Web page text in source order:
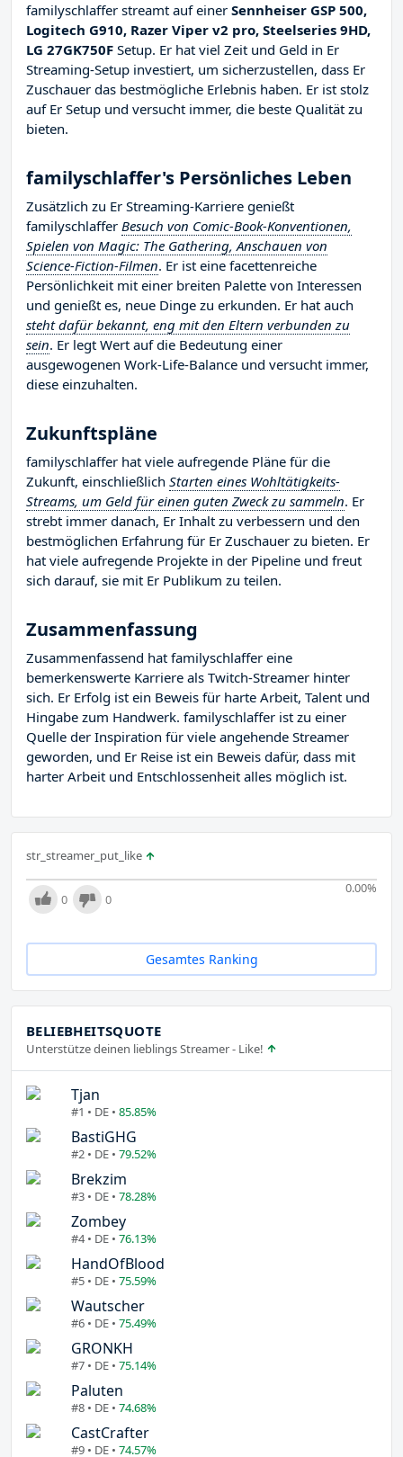
familyschlaffer streamt auf einer Sennheiser GSP 500,
Logitech G910, Razer Viper v2 pro, Steelseries 9HD,
LG 27GK750F Setup. Er hat viel Zeit und Geld in Er
Streaming-Setup investiert, um sicherzustellen, dass Er
Zuschauer das bestmögliche Erlebnis haben. Er ist stolz
auf Er Setup und versucht immer, die beste Qualität zu
bieten.
familyschlaffer's Persönliches Leben
Zusätzlich zu Er Streaming-Karriere genießt
familyschlaffer Besuch von Comic-Book-Konventionen,
Spielen von Magic: The Gathering, Anschauen von
Science-Fiction-Filmen. Er ist eine facettenreiche
Persönlichkeit mit einer breiten Palette von Interessen
und genießt es, neue Dinge zu erkunden. Er hat auch
steht dafür bekannt, eng mit den Eltern verbunden zu
sein. Er legt Wert auf die Bedeutung einer
ausgewogenen Work-Life-Balance und versucht immer,
diese einzuhalten.
Zukunftspläne
familyschlaffer hat viele aufregende Pläne für die
Zukunft, einschließlich Starten eines Wohltätigkeits-
Streams, um Geld für einen guten Zweck zu sammeln. Er
strebt immer danach, Er Inhalt zu verbessern und den
bestmöglichen Erfahrung für Er Zuschauer zu bieten. Er
hat viele aufregende Projekte in der Pipeline und freut
sich darauf, sie mit Er Publikum zu teilen.
Zusammenfassung
Zusammenfassend hat familyschlaffer eine
bemerkenswerte Karriere als Twitch-Streamer hinter
sich. Er Erfolg ist ein Beweis für harte Arbeit, Talent und
Hingabe zum Handwerk. familyschlaffer ist zu einer
Quelle der Inspiration für viele angehende Streamer
geworden, und Er Reise ist ein Beweis dafür, dass mit
harter Arbeit und Entschlossenheit alles möglich ist.
str_streamer_put_like
0.00%
0 0
Gesamtes Ranking
BELIEBHEITSQUOTE
Unterstütze deinen lieblings Streamer - Like!
Tjan
#1 • DE • 85.85%
BastiGHG
#2 • DE • 79.52%
Brekzim
#3 • DE • 78.28%
Zombey
#4 • DE • 76.13%
HandOfBlood
#5 • DE • 75.59%
Wautscher
#6 • DE • 75.49%
GRONKH
#7 • DE • 75.14%
Paluten
#8 • DE • 74.68%
CastCrafter
#9 • DE • 74.57%